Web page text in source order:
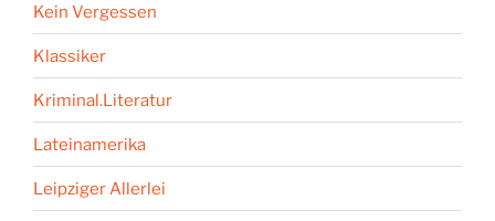
Kein Vergessen
Klassiker
Kriminal.Literatur
Lateinamerika
Leipziger Allerlei